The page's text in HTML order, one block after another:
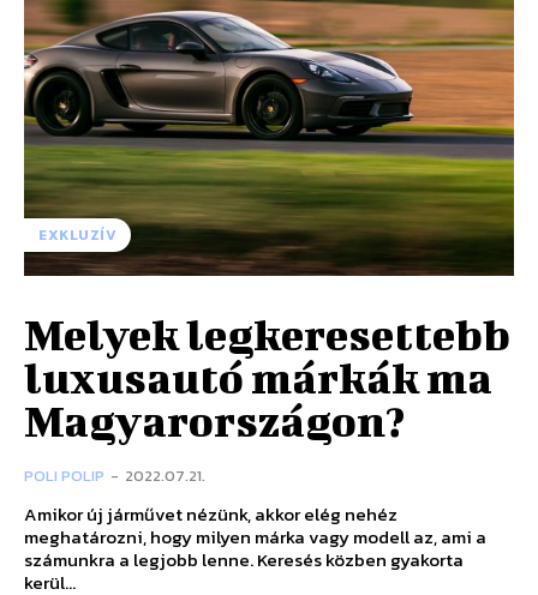
EXKLUZÍV
Melyek legkeresettebb
luxusautó márkák ma
Magyarországon?
POLI POLIP - 2022.07.21.
Amikor új járművet nézünk, akkor elég nehéz
meghatározni, hogy milyen márka vagy modell az, ami a
számunkra a legjobb lenne. Keresés közben gyakorta
kerül...